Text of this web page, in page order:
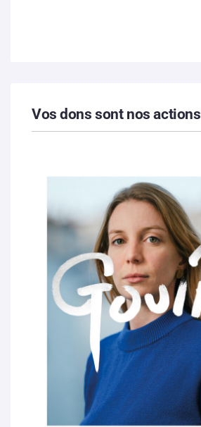
Vos dons sont nos actions